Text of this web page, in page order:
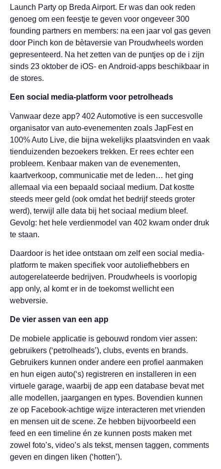
Launch Party op Breda Airport. Er was dan ook reden
genoeg om een feestje te geven voor ongeveer 300
founding partners en members: na een jaar vol gas geven
door Pinch kon de bètaversie van Proudwheels worden
gepresenteerd. Na het zetten van de puntjes op de i zijn
sinds 23 oktober de iOS- en Android-apps beschikbaar in
de stores.
Een social media-platform voor petrolheads
Vanwaar deze app? 402 Automotive is een succesvolle
organisator van auto-evenementen zoals JapFest en
100% Auto Live, die bijna wekelijks plaatsvinden en vaak
tienduizenden bezoekers trekken. Er rees echter een
probleem. Kenbaar maken van de evenementen,
kaartverkoop, communicatie met de leden… het ging
allemaal via een bepaald sociaal medium. Dat kostte
steeds meer geld (ook omdat het bedrijf steeds groter
werd), terwijl alle data bij het sociaal medium bleef.
Gevolg: het hele verdienmodel van 402 kwam onder druk
te staan.
Daardoor is het idee ontstaan om zelf een social media-
platform te maken specifiek voor autoliefhebbers en
autogerelateerde bedrijven. Proudwheels is voorlopig
app only, al komt er in de toekomst wellicht een
webversie.
De vier assen van een app
De mobiele applicatie is gebouwd rondom vier assen:
gebruikers (‘petrolheads’), clubs, events en brands.
Gebruikers kunnen onder andere een profiel aanmaken
en hun eigen auto(‘s) registreren en installeren in een
virtuele garage, waarbij de app een database bevat met
alle modellen, jaargangen en types. Bovendien kunnen
ze op Facebook-achtige wijze interacteren met vrienden
en mensen uit de scene. Ze hebben bijvoorbeeld een
feed en een timeline én ze kunnen posts maken met
zowel foto’s, video’s als tekst, mensen taggen, comments
geven en dingen liken (‘hotten’).